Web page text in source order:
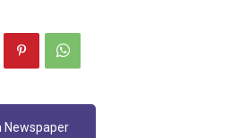
Newspaper